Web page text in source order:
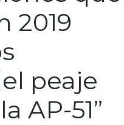
2019
peaje
AP-51”